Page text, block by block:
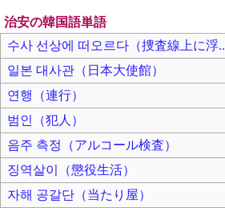
治安の韓国語単語
수사 선상에 떠오르다（捜査線上に浮..
일본 대사관（日本大使館）
연행（連行）
범인（犯人）
음주 측정（アルコール検査）
징역살이（懲役生活）
자해 공갈단（当たり屋）